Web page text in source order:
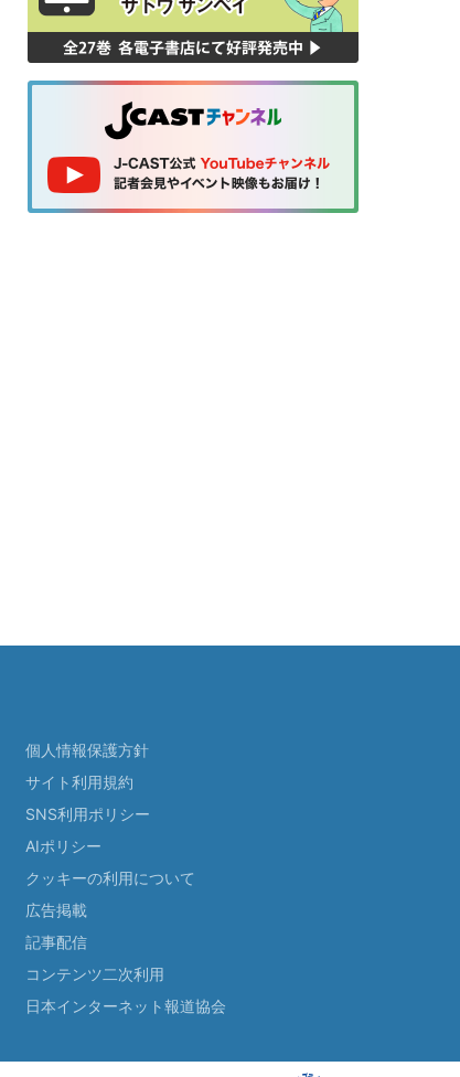
個人情報保護方針
サイト利用規約
SNS利用ポリシー
AIポリシー
クッキーの利用について
広告掲載
記事配信
コンテンツ二次利用
日本インターネット報道協会